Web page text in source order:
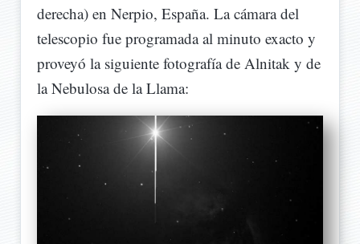
derecha) en Nerpio, España. La cámara del
telescopio fue programada al minuto exacto y
proveyó la siguiente fotografía de Alnitak y de
la Nebulosa de la Llama: